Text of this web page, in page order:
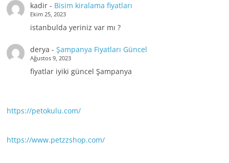
kadir- Bisim kiralama fiyatları
Ekim 25, 2023
istanbulda yeriniz var mı ?
derya - Şampanya Fiyatları Güncel
Ağustos 9, 2023
fiyatlar iyiki güncel Şampanya
https://petokulu.com/
https://www.petzzshop.com/